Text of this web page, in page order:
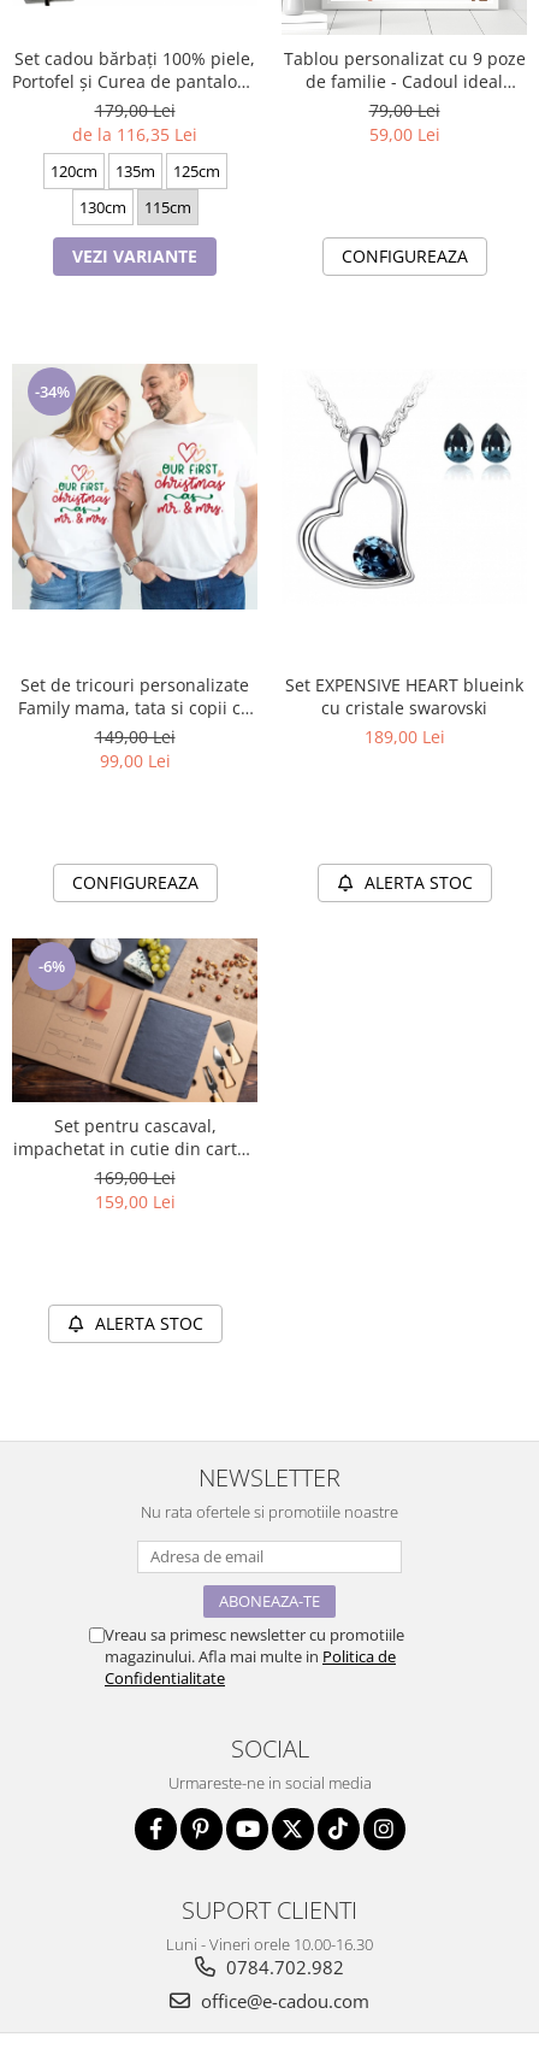
Set cadou bărbați 100% piele,
Portofel și Curea de pantaloni,
culoare bleomarin cu striatii,
F-2106-4
179,00 Lei
de la 116,35 Lei
120cm 135m
125cm
130cm
115cm
VEZI VARIANTE
Tablou personalizat cu 9 poze
de familie - Cadoul ideal
pentru familie TA4_P3
Moments
79,00 Lei
59,00 Lei
CONFIGUREAZA
-34%
Set de tricouri personalizate
Family mama, tata si copii cu
tematica de Craciun, PRIMUL
Craciun impreuna 1336
149,00 Lei
99,00 Lei
CONFIGUREAZA
Set EXPENSIVE HEART blueink
cu cristale swarovski
189,00 Lei
ALERTA STOC
-6%
Set pentru cascaval,
impachetat in cutie din carton
robust, cu placa de ardezie si
cutite din inox
169,00 Lei
159,00 Lei
ALERTA STOC
NEWSLETTER
Nu rata ofertele si promotiile noastre
Vreau sa primesc newsletter cu promotiile
magazinului. Afla mai multe in Politica de
Confidentialitate
SOCIAL
Urmareste-ne in social media
SUPORT CLIENTI
Luni - Vineri orele 10.00-16.30
0784.702.982
office@e-cadou.com